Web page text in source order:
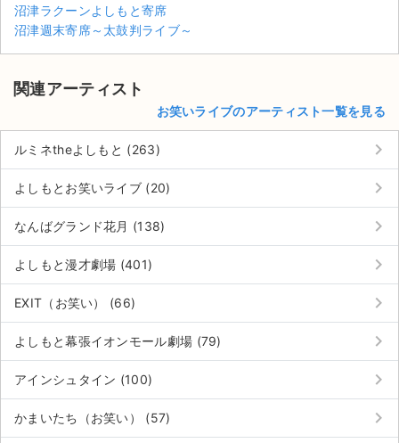
チケットジャム運営会社
プライバシーポリシー
沼津ラクーンよしもと寄席
沼津週末寄席～太鼓判ライブ～
関連アーティスト
お笑いライブのアーティスト一覧を見る
ルミネtheよしもと (263) keyboard_arrow_right
よしもとお笑いライブ (20) keyboard_arrow_right
なんばグランド花月 (138) keyboard_arrow_right
よしもと漫才劇場 (401) keyboard_arrow_right
EXIT（お笑い） (66) keyboard_arrow_right
よしもと幕張イオンモール劇場 (79) keyboard_arrow_right
アインシュタイン (100) keyboard_arrow_right
かまいたち（お笑い） (57) keyboard_arrow_right